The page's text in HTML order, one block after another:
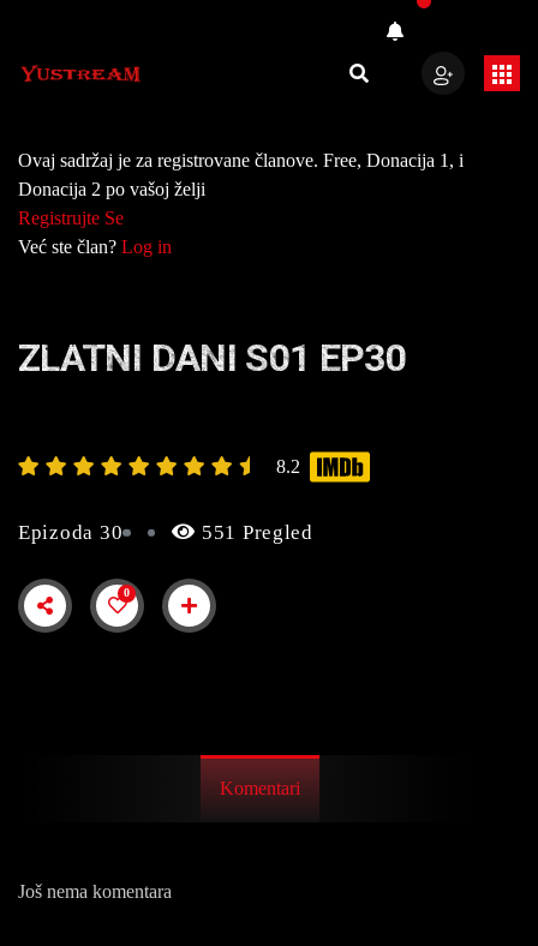
Ovaj sadržaj je za registrovane članove. Free, Donacija 1, i
Donacija 2 po vašoj želji
Registrujte Se
Već ste član? Log in
ZLATNI DANI S01 EP30
8.2
Epizoda 30 551 Pregled
0
Komentari
Još nema komentara